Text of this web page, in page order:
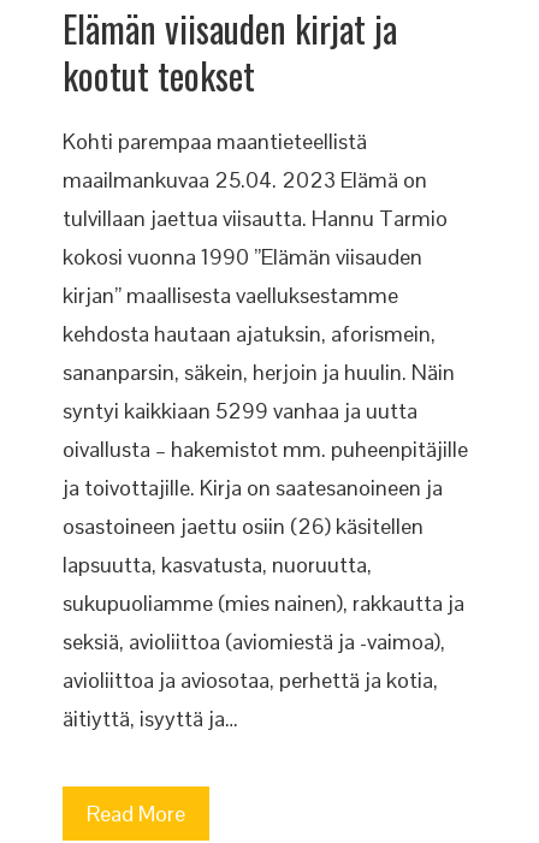
Elämän viisauden kirjat ja
kootut teokset
Kohti parempaa maantieteellistä
maailmankuvaa 25.04. 2023 Elämä on
tulvillaan jaettua viisautta. Hannu Tarmio
kokosi vuonna 1990 ”Elämän viisauden
kirjan” maallisesta vaelluksestamme
kehdosta hautaan ajatuksin, aforismein,
sananparsin, säkein, herjoin ja huulin. Näin
syntyi kaikkiaan 5299 vanhaa ja uutta
oivallusta – hakemistot mm. puheenpitäjille
ja toivottajille. Kirja on saatesanoineen ja
osastoineen jaettu osiin (26) käsitellen
lapsuutta, kasvatusta, nuoruutta,
sukupuoliamme (mies nainen), rakkautta ja
seksiä, avioliittoa (aviomiestä ja -vaimoa),
avioliittoa ja aviosotaa, perhettä ja kotia,
äitiyttä, isyyttä ja…
Read More